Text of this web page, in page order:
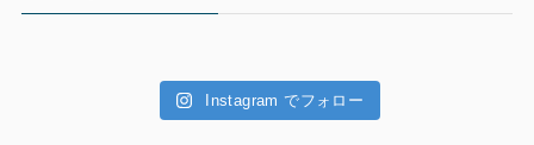
Instagram でフォロー